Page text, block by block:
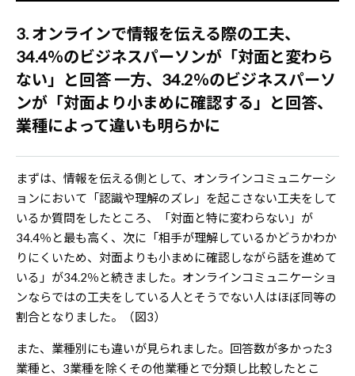
3. オンラインで情報を伝える際の工夫、
34.4％のビジネスパーソンが「対面と変わら
ない」と回答 一方、34.2％のビジネスパーソ
ンが「対面より小まめに確認する」と回答、
業種によって違いも明らかに
まずは、情報を伝える側として、オンラインコミュニケーシ
ョンにおいて「認識や理解のズレ」を起こさない工夫をして
いるか質問をしたところ、「対面と特に変わらない」が
34.4％と最も高く、次に「相手が理解しているかどうかわか
りにくいため、対面よりも小まめに確認しながら話を進めて
いる」が34.2％と続きました。オンラインコミュニケーショ
ンならではの工夫をしている人とそうでない人はほぼ同等の
割合となりました。（図3）
また、業種別にも違いが見られました。回答数が多かった3
業種と、3業種を除くその他業種とで分類し比較したとこ